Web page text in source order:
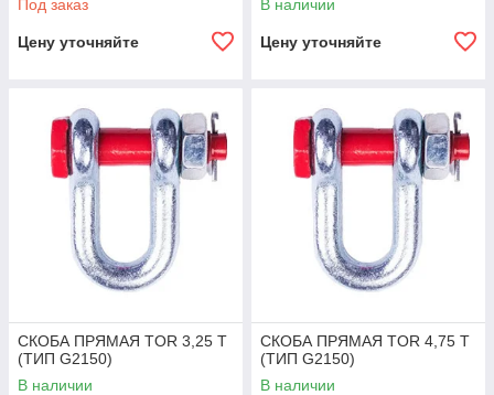
Под заказ
Цену уточняйте
В наличии
Цену уточняйте
СКОБА ПРЯМАЯ TOR 3,25 Т
(ТИП G2150)
В наличии
СКОБА ПРЯМАЯ TOR 4,75 Т
(ТИП G2150)
В наличии